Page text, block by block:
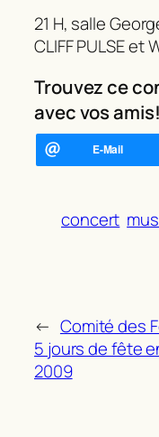
21 H, salle
CLIFF PULSE et
Trouvez ce
avec vos amis!
concert
← Comité des
5 jours de fête
2009